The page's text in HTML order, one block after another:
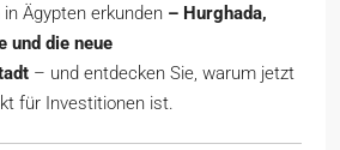
Ägypten erkunden – Hurghada,
und die neue
– und entdecken Sie, warum jetzt
für Investitionen ist.